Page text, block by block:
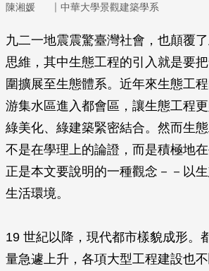
陳湘媛
｜ 中華大學景觀建築學系
九二一地震震驚臺灣社會，也顛覆
思維，其中生態工程的引入就是要
圍擴展至生態體系。近年來生態工
游集水區進入都會區，讓生態工程
綠美化、綠建築緊密結合。然而生
不是在學理上的論證，而是積極地
正是本文要說明的一種觀念－－以
生活環境。
19 世紀以降，現代都市樣貌成形。
量急遽上升，各項大型工程建設也